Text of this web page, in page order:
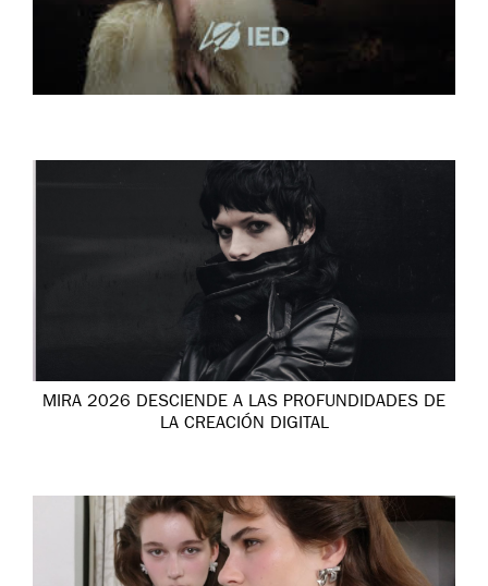
MIRA 2026 DESCIENDE A LAS PROFUNDIDADES DE
LA CREACIÓN DIGITAL